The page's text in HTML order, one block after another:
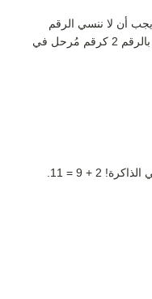
نضرب في رقم الآحاد 2. 9 × 2 = 18. يجب أن لا ننسي الرقم
المُرحل في الذاكرة! 18 + 3 = 21. احتفظ بالرقم 2 كرقم مُرحل في